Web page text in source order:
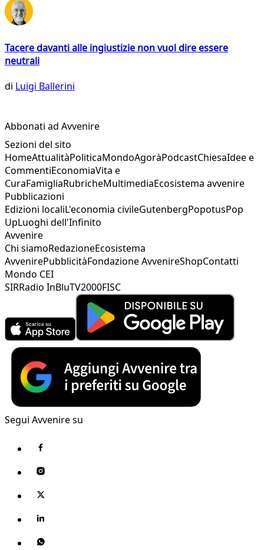
Tacere davanti alle ingiustizie non vuol dire essere
neutrali
di Luigi Ballerini
Abbonati ad Avvenire
Sezioni del sito
HomeAttualitàPoliticaMondoAgoràPodcastChiesaIdee e
CommentiEconomiaVita e
CuraFamigliaRubricheMultimediaEcosistema avvenire
Pubblicazioni
Edizioni localiL'economia civileGutenbergPopotusPop
UpLuoghi dell'Infinito
Avvenire
Chi siamoRedazioneEcosistema
AvvenirePubblicitàFondazione AvvenireShopContatti
Mondo CEI
SIRRadio InBluTV2000FISC
Segui Avvenire su